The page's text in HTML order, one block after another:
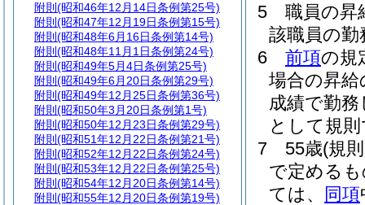
5
職員の昇
該職員の
6
前項の規
場合の昇
成績で勤
として規
7
55歳(規
で定める
ては、
同項
附則 (昭和46年12月14日条例第25号)
附則 (昭和47年12月19日条例第15号)
附則 (昭和48年6月16日条例第14号)
附則 (昭和48年11月1日条例第24号)
附則 (昭和49年5月4日条例第25号)
附則 (昭和49年6月20日条例第29号)
附則 (昭和49年12月25日条例第36号)
附則 (昭和50年3月20日条例第1号)
附則 (昭和50年12月23日条例第29号)
附則 (昭和51年12月22日条例第21号)
附則 (昭和52年12月22日条例第24号)
附則 (昭和53年12月22日条例第25号)
附則 (昭和54年12月20日条例第14号)
附則 (昭和55年12月20日条例第19号)